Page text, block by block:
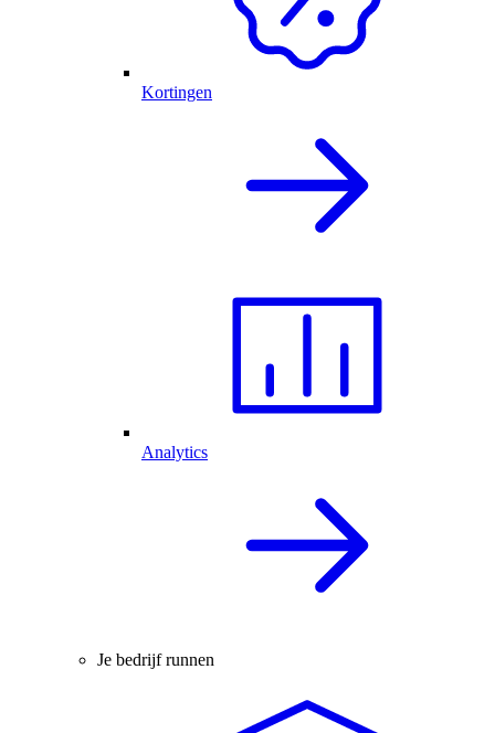
Kortingen
Analytics
Je bedrijf runnen